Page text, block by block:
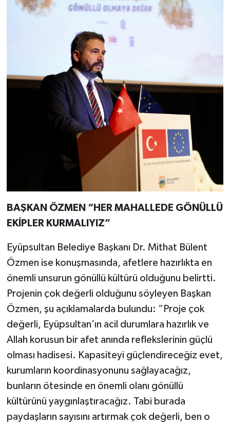
BAŞKAN ÖZMEN “HER MAHALLEDE GÖNÜLLÜ
EKİPLER KURMALIYIZ”
Eyüpsultan Belediye Başkanı Dr. Mithat Bülent
Özmen ise konuşmasında, afetlere hazırlıkta en
önemli unsurun gönüllü kültürü olduğunu belirtti.
Projenin çok değerli olduğunu söyleyen Başkan
Özmen, şu açıklamalarda bulundu: “Proje çok
değerli, Eyüpsultan’ın acil durumlara hazırlık ve
Allah korusun bir afet anında reflekslerinin güçlü
olması hadisesi. Kapasiteyi güçlendireceğiz evet,
kurumların koordinasyonunu sağlayacağız,
bunların ötesinde en önemli olanı gönüllü
kültürünü yaygınlaştıracağız. Tabi burada
paydaşların sayısını artırmak çok değerli, ben o